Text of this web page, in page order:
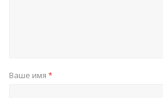
Ваше имя *